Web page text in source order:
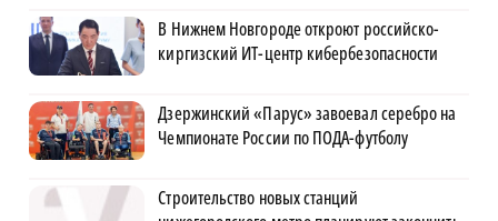
В Нижнем Новгороде откроют российско-
киргизский ИТ-центр кибербезопасности
Дзержинский «Парус» завоевал серебро на
Чемпионате России по ПОДА-футболу
Строительство новых станций